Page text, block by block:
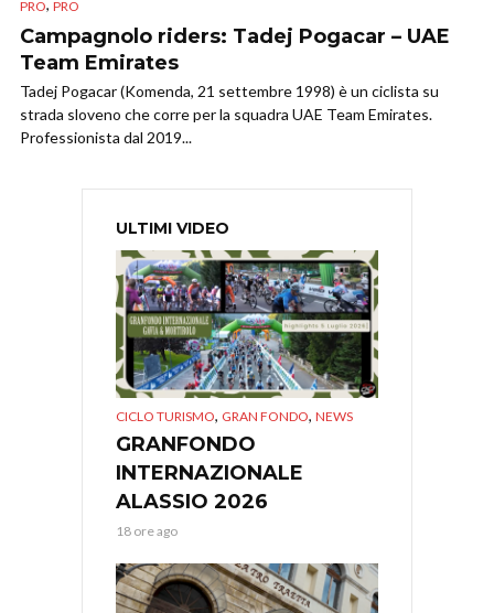
PRO, PRO
Campagnolo riders: Tadej Pogacar – UAE
Team Emirates
Tadej Pogacar (Komenda, 21 settembre 1998) è un ciclista su
strada sloveno che corre per la squadra UAE Team Emirates.
Professionista dal 2019...
ULTIMI VIDEO
CICLO TURISMO, GRAN FONDO, NEWS
GRANFONDO
INTERNAZIONALE
ALASSIO 2026
18 ore ago